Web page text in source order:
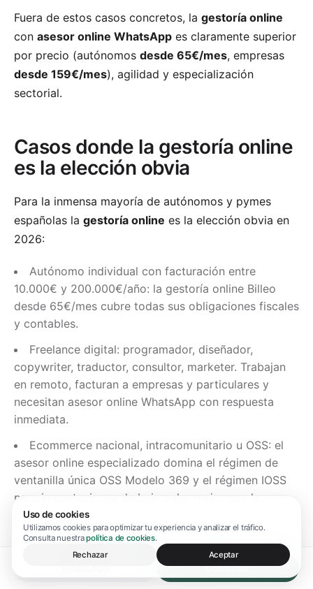
Uso de cookies
Utilizamos cookies para optimizar tu experiencia y analizar el tráfico.
Consulta nuestrapolítica de cookies.
Rechazar
Aceptar
Contratar
Fuera de estos casos concretos, la gestoría online
con asesor online WhatsApp es claramente superior
por precio (autónomos desde 65€/mes, empresas
desde 159€/mes), agilidad y especialización
sectorial.
Casos donde la gestoría online
es la elección obvia
Para la inmensa mayoría de autónomos y pymes
españolas la gestoría online es la elección obvia en
2026:
Autónomo individual con facturación entre
10.000€ y 200.000€/año: la gestoría online Billeo
desde 65€/mes cubre todas sus obligaciones fiscales
y contables.
Freelance digital: programador, diseñador,
copywriter, traductor, consultor, marketer. Trabajan
en remoto, facturan a empresas y particulares y
necesitan asesor online WhatsApp con respuesta
inmediata.
Ecommerce nacional, intracomunitario u OSS: el
asesor online especializado domina el régimen de
ventanilla única OSS Modelo 369 y el régimen IOSS
para importaciones de bajo valor mejor que la
gestoría presencial generalista.
Sociedad limitada estándar: SL con menos de 10
socios, operativa sencilla y facturación entre
50.000€ y 2.000.000€/año. La gestoría online Billeo